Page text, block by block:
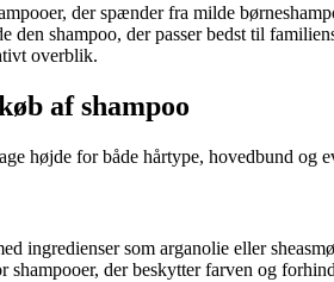
der spænder fra milde
den shampoo, der passer bedst til
overblik.
af shampoo
højde for både hårtype, hovedbund
ingredienser som arganolie eller
shampooer, der beskytter farven og